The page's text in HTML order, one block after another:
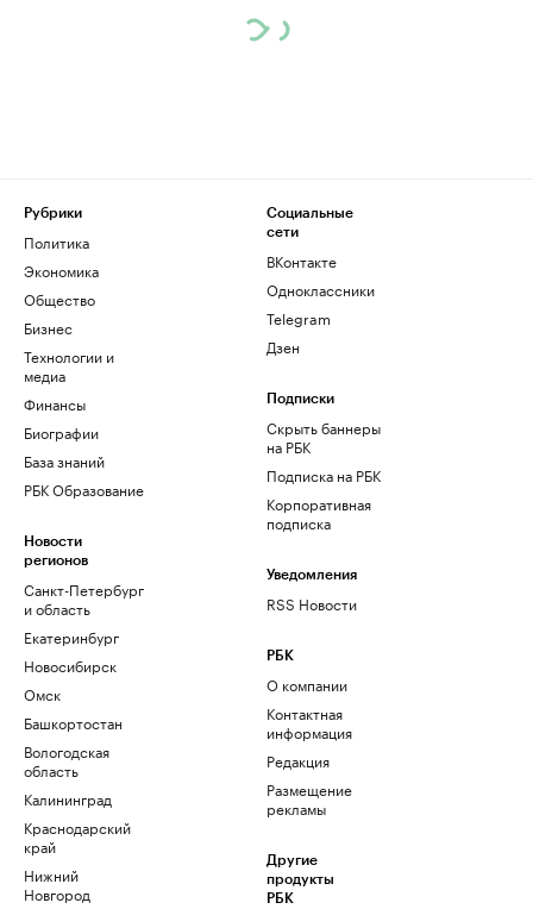
Рубрики
Политика
Экономика
Общество
Бизнес
Технологии и
медиа
Финансы
Биографии
База знаний
РБК Образование
Новости
регионов
Санкт-Петербург
и область
Екатеринбург
Новосибирск
Омск
Башкортостан
Вологодская
область
Калининград
Краснодарский
край
Нижний
Новгород
Социальные
сети
ВКонтакте
Одноклассники
Telegram
Дзен
Подписки
Скрыть баннеры
на РБК
Подписка на РБК
Корпоративная
подписка
Уведомления
RSS Новости
РБК
О компании
Контактная
информация
Редакция
Размещение
рекламы
Другие
продукты
РБК